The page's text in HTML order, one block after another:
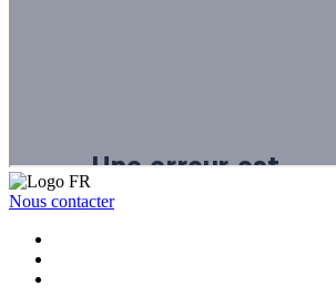
Nous contacter